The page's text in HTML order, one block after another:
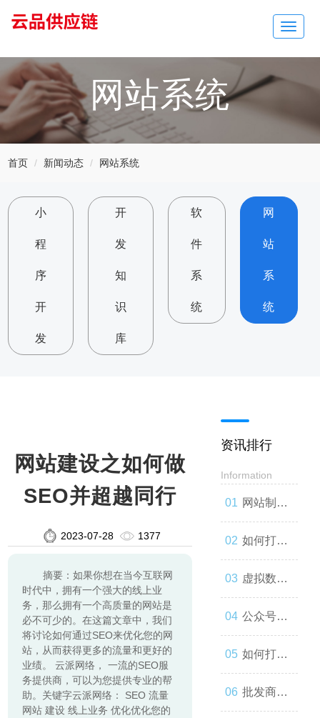
Toggle
网站系统
首页 新闻动态 网站系统
小
程
序
开
发
开
发
知
识
库
软
件
系
统
网
站
系
统
网站建设之如何做
SEO并超越同行
2023-07-28 1377
摘要：如果你想在当今互联网
时代中，拥有一个强大的线上业
务，那么拥有一个高质量的网站是
必不可少的。在这篇文章中，我们
将讨论如何通过SEO来优化您的网
站，从而获得更多的流量和更好的
业绩。 云派网络， 一流的SEO服
务提供商，可以为您提供专业的帮
助。关键字云派网络： SEO 流量
网站 建设 线上业务 优化优化您的
资讯排行
Information
网站制
作：让你
的品牌与
世界联系
起来
如何打造
一款高效
的网站
虚拟数字
人：技术
与人类事
务的交错
公众号开
发：如何
让你的公
如何打造
一个优秀
批发商